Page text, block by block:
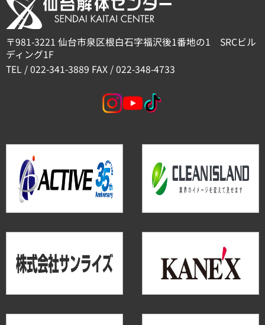
〒981-3221 仙台市泉区根白石字福沢後1番地の1 SRCビル
ディング1F
TEL / 022-341-3889 FAX / 022-348-4733